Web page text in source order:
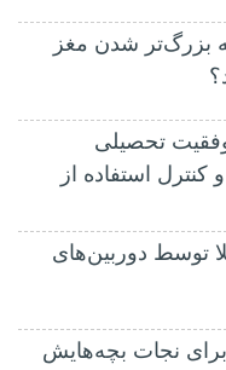
بزرگ‌تر شدن مغز
تحصیلی
استفاده از
توسط دوربین‌های
نجات بچه‌هایش